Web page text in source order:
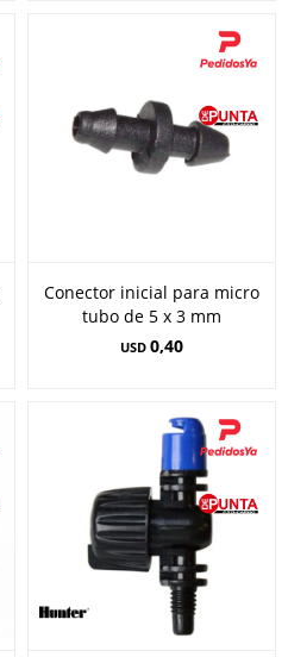
Conector inicial para micro
tubo de 5 x 3 mm
USD 0,40